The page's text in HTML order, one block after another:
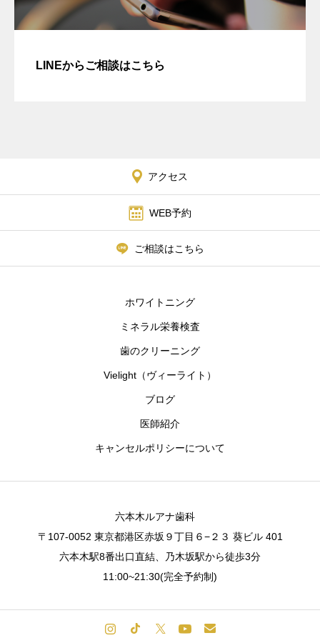
LINEからご相談はこちら
アクセス
WEB予約
ご相談はこちら
ホワイトニング
ミネラル栄養検査
歯のクリーニング
Vielight（ヴィーライト）
ブログ
医師紹介
キャンセルポリシーについて
六本木ルアナ歯科
〒107-0052 東京都港区赤坂９丁目６−２３ 葵ビル 401
六本木駅8番出口直結、乃木坂駅から徒歩3分
11:00~21:30(完全予約制)